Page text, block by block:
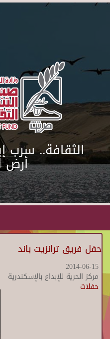
الثقافة.. سرب
أرض
حفل فريق ترانزيت باند
2014-06-15
مركز الحرية للإبداع بالإسكندرية
حفلات